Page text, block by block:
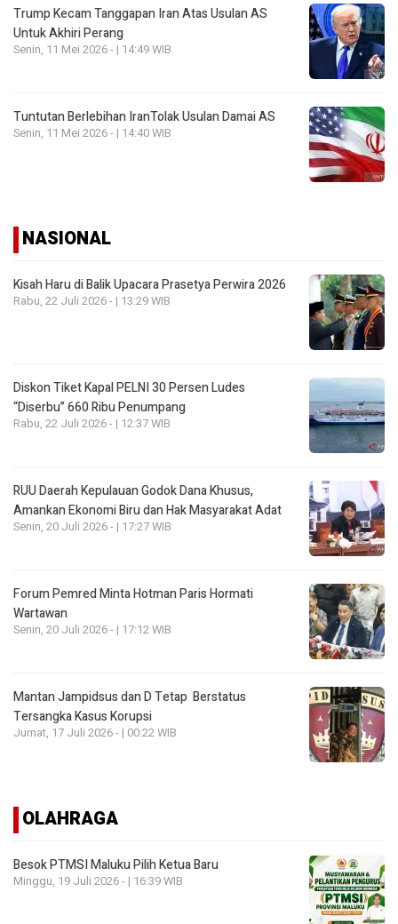
Trump Kecam Tanggapan Iran Atas Usulan AS
Untuk Akhiri Perang
Senin, 11 Mei 2026 - | 14:49 WIB
Tuntutan Berlebihan IranTolak Usulan Damai AS
Senin, 11 Mei 2026 - | 14:40 WIB
NASIONAL
Kisah Haru di Balik Upacara Prasetya Perwira 2026
Rabu, 22 Juli 2026 - | 13:29 WIB
Diskon Tiket Kapal PELNI 30 Persen Ludes
“Diserbu” 660 Ribu Penumpang
Rabu, 22 Juli 2026 - | 12:37 WIB
RUU Daerah Kepulauan Godok Dana Khusus,
Amankan Ekonomi Biru dan Hak Masyarakat Adat
Senin, 20 Juli 2026 - | 17:27 WIB
Forum Pemred Minta Hotman Paris Hormati
Wartawan
Senin, 20 Juli 2026 - | 17:12 WIB
Mantan Jampidsus dan D Tetap Berstatus
Tersangka Kasus Korupsi
Jumat, 17 Juli 2026 - | 00:22 WIB
OLAHRAGA
Besok PTMSI Maluku Pilih Ketua Baru
Minggu, 19 Juli 2026 - | 16:39 WIB